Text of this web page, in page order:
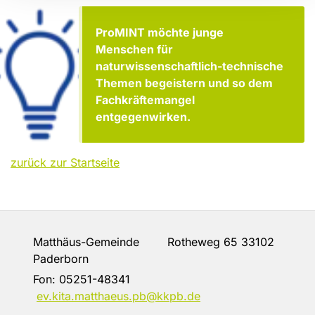
ProMINT möchte junge
Menschen für
naturwissenschaftlich-technische
Themen begeistern und so dem
Fachkräftemangel
entgegenwirken.
zurück zur Startseite
Matthäus-Gemeinde Rotheweg 65 33102
Paderborn
Fon: 05251-48341
ev.kita.matthaeus.pb@kkpb.de